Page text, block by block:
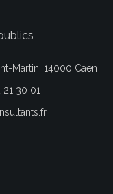
Martin, 14000 Caen
21 30 01